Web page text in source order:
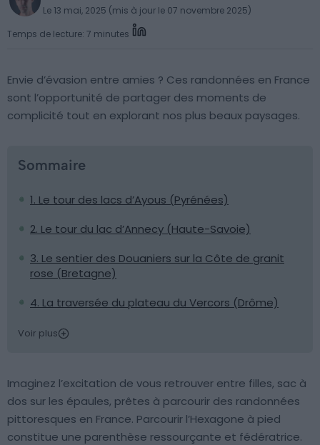
Le 13 mai, 2025 (mis à jour le 07 novembre 2025)
Temps de lecture: 7 minutes
Envie d’évasion entre amies ? Ces randonnées en France
sont l’opportunité de partager des moments de
complicité tout en explorant nos plus beaux paysages.
Sommaire
1. Le tour des lacs d’Ayous (Pyrénées)
2. Le tour du lac d’Annecy (Haute-Savoie)
3. Le sentier des Douaniers sur la Côte de granit
rose (Bretagne)
4. La traversée du plateau du Vercors (Drôme)
Voir plus
Imaginez l’excitation de vous retrouver entre filles, sac à
dos sur les épaules, prêtes à parcourir des randonnées
pittoresques en France. Parcourir l’Hexagone à pied
constitue une parenthèse ressourçante et fédératrice.